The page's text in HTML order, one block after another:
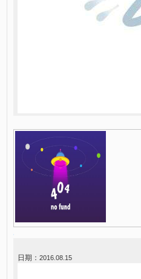
日期： 2016.08.15